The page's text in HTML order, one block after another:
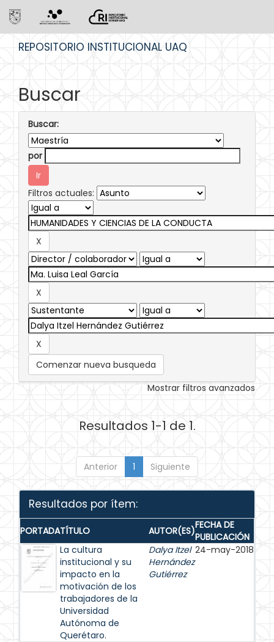
REPOSITORIO INSTITUCIONAL UAQ
Buscar
Buscar:
por
Filtros actuales:
Comenzar nueva busqueda
Mostrar filtros avanzados
Resultados 1-1 de 1.
Anterior 1 Siguiente
Resultados por ítem:
PORTADATÍTULO AUTOR(ES)FECHA DE
PUBLICACIÓN
La cultura
institucional y su
impacto en la
motivación de los
trabajadores de la
Universidad
Autónoma de
Querétaro.
Dalya Itzel
Hernández
Gutiérrez
24-may-2018